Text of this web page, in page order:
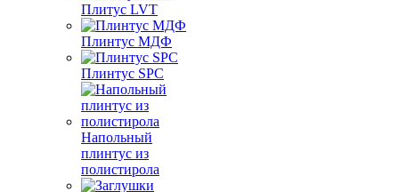
Плитус LVT
Плинтус МДФ
Плинтус SPC
Напольный
плинтус из
полистирола